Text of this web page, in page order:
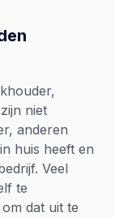
niet
anderen
huis heeft en
Veel
te
dat uit te